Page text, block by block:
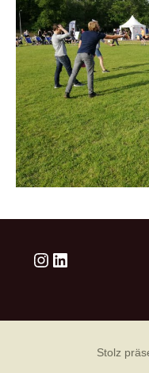
Instagram
LinkedIn
Stolz